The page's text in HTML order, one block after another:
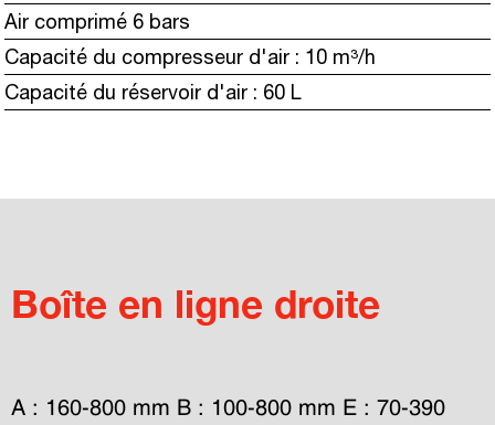
Air comprimé 6 bars
Capacité du compresseur d'air : 10 m³/h
Capacité du réservoir d'air : 60 L
Boîte en ligne droite
A : 160-800 mm B : 100-800 mm E : 70-390